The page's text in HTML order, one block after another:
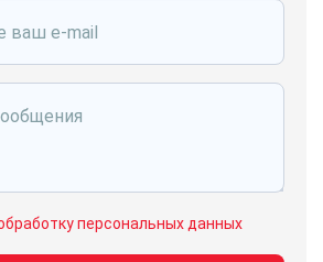
почту
персональных данных